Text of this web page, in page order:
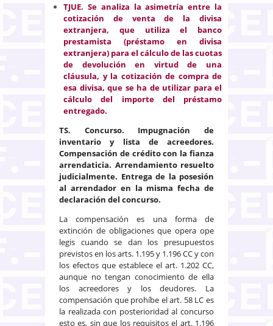
TJUE. Se analiza la asimetría entre la
cotización de venta de la divisa
extranjera, que utiliza el banco
prestamista (préstamo en divisa
extranjera) para el cálculo de las cuotas
de devolución en virtud de una
cláusula, y la cotización de compra de
esa divisa, que se ha de utilizar para el
cálculo del importe del préstamo
entregado.
TS. Concurso. Impugnación de
inventario y lista de acreedores.
Compensación de crédito con la fianza
arrendaticia. Arrendamiento resuelto
judicialmente. Entrega de la posesión
al arrendador en la misma fecha de
declaración del concurso.
La compensación es una forma de
extinción de obligaciones que opera ope
legis cuando se dan los presupuestos
previstos en los arts. 1.195 y 1.196 CC y con
los efectos que establece el art. 1.202 CC,
aunque no tengan conocimiento de ella
los acreedores y los deudores. La
compensación que prohíbe el art. 58 LC es
la realizada con posterioridad al concurso
esto es, sin que los requisitos el art. 1.196